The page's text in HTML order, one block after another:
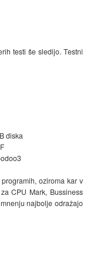
testi še sledijo. Testni
diska
oziroma kar v
CPU Mark, Bussiness
najbolje odražajo